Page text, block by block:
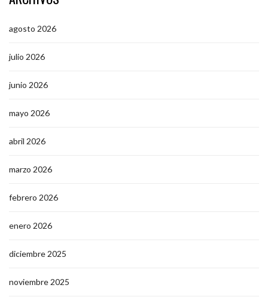
agosto 2026
julio 2026
junio 2026
mayo 2026
abril 2026
marzo 2026
febrero 2026
enero 2026
diciembre 2025
noviembre 2025